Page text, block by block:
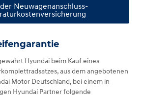
Neuwagenanschluss-
Hyundai beim Kauf eines
aus dem angebotenen
Motor Deutschland, bei einem in
Hyundai Partner folgende